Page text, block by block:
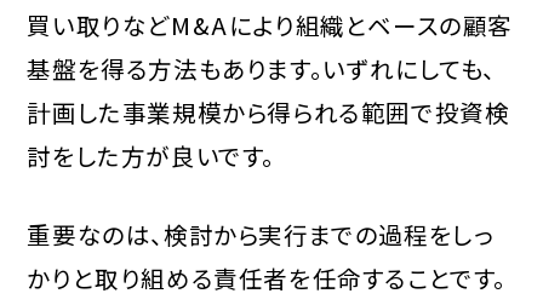
買い取りなどM&Aにより組織とベースの顧客
基盤を得る方法もあります。いずれにしても、
計画した事業規模から得られる範囲で投資検
討をした方が良いです。
重要なのは、検討から実行までの過程をしっ
かりと取り組める責任者を任命することです。